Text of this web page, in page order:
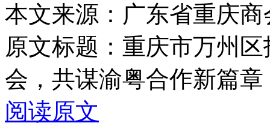
本文来源：广东省重庆商
原文标题： 重庆市万州
会，共谋渝粤合作新篇章
阅读原文